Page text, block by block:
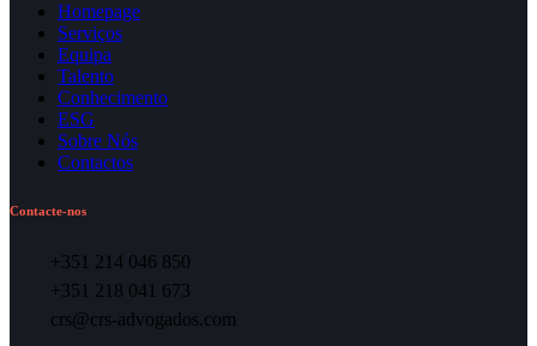
Homepage
Serviços
Equipa
Talento
Conhecimento
ESG
Sobre Nós
Contactos
Contacte-nos
+351 214 046 850
+351 218 041 673
crs@crs-advogados.com